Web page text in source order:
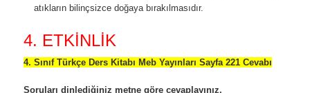
atıkların bilinçsizce doğaya bırakılmasıdır.
4. ETKİNLİK
4. Sınıf Türkçe Ders Kitabı Meb Yayınları Sayfa 221 Cevabı
Soruları dinlediğiniz metne göre cevaplayınız.